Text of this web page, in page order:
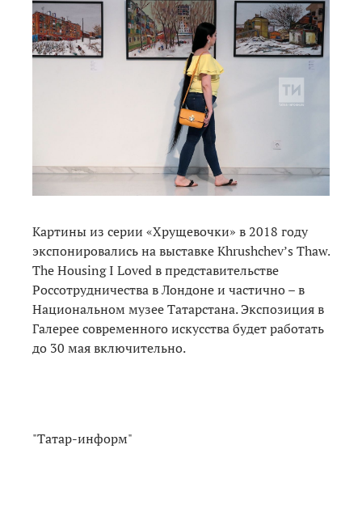
Картины из серии «Хрущевочки» в 2018 году
экспонировались на выставке Khrushchev’s Thaw.
The Housing I Loved в представительстве
Россотрудничества в Лондоне и частично – в
Национальном музее Татарстана. Экспозиция в
Галерее современного искусства будет работать
до 30 мая включительно.
"Татар-информ"